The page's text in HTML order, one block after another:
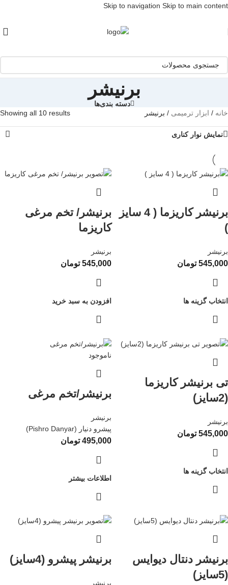
Skip to navigation Skip to main content
[ یکبار خرید و یک عمر استفاده ]
برنیشر
دسته بندی‌ها
خانه / ابزار ترمیمی / برنیشر Showing all 10 results
نمایش نوار کناری
برنیشر کاریزما ( 4 سایز
)
برنیشر
545,000 تومان
انتخاب گزینه ها
برنیشر/ تخم مرغی
کاریزما
برنیشر
545,000 تومان
افزودن به سبد خرید
تی برنیشر کاریزما
(2سایز)
برنیشر
545,000 تومان
انتخاب گزینه ها
ناموجود
برنیشر/تخم مرغی
برنیشر
پیشرو دنیار (Pishro Danyar)
495,000 تومان
اطلاعات بیشتر
برنیشر دنتال دیوایس
(5سایز)
برنیشر پیشرو (4سایز)
برنیشر